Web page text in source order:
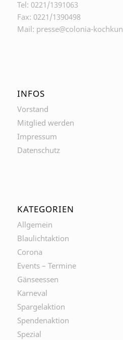
Tel: 0221/1391063
Fax: 0221/1390498
Mail: presse@colonia-
INFOS
Vorstand
Mitglied werden
Impressum
Datenschutz
KATEGORIEN
Allgemein
Blaulichtaktion
Corona
Events – Termine
Gänseessen
Karneval
Spargelaktion
Spendenaktion
Spezial